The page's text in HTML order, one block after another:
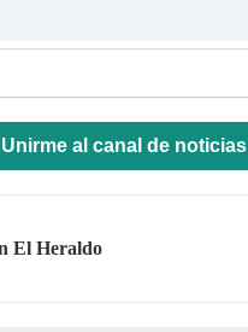
Unirme al canal de noticias
El Heraldo